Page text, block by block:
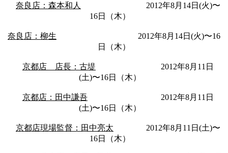
奈良店：森本和人
2012年8月14日(火)〜
16日（木）
奈良店：柳生 2012年8月14日(火)〜16
日（木）
京都店 店長：古堤 2012年8月11日
(土)〜16日（木）
京都店：田中謙吾 2012年8月11日
(土)〜16日（木）
京都店現場監督：田中亮太 2012年8月11日(土)〜
16日（木）